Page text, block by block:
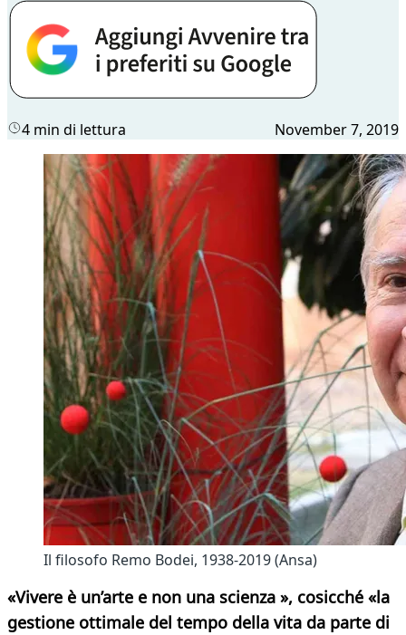
4 min di lettura November 7, 2019
Il filosofo Remo Bodei, 1938-2019 (Ansa)
«Vivere è un’arte e non una scienza », cosicché «la
gestione ottimale del tempo della vita da parte di